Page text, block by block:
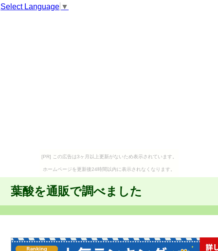
Select Language ▼
[PR] この広告は3ヶ月以上更新がないため表示されています。
ホームページを更新後24時間以内に表示されなくなります。
葉酸を通販で調べました